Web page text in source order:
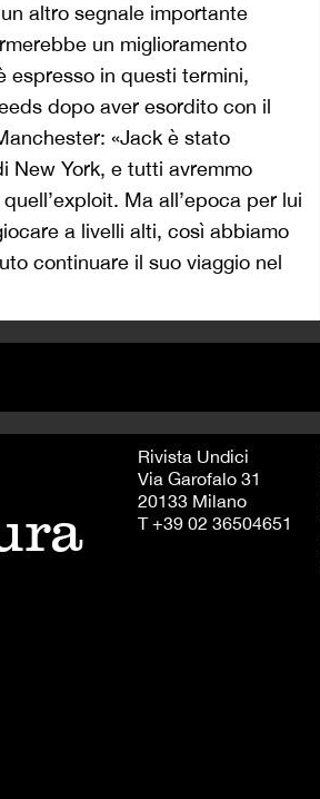
altro segnale importante
un miglioramento
espresso in questi termini,
dopo aver esordito con il
«Jack è stato
New York, e tutti avremmo
Ma all’epoca per lui
a livelli alti, così abbiamo
continuare il suo viaggio nel
Rivista Undici
Via Garofalo 31
20133 Milano
T +39 02 36504651